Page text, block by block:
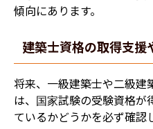
傾向にあります。
建築士資格の取得支援
将来、一級建築士や二級建
は、国家試験の受験資格が
ているかどうかを必ず確認